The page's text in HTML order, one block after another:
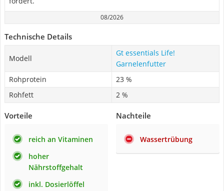
08/2026
Technische Details
Modell
Gt essentials Life!
Garnelenfutter
Rohprotein
23 %
Rohfett
2 %
Vorteile
reich an Vitaminen
hoher
Nährstoffgehalt
inkl. Dosierlöffel
Nachteile
Wassertrübung